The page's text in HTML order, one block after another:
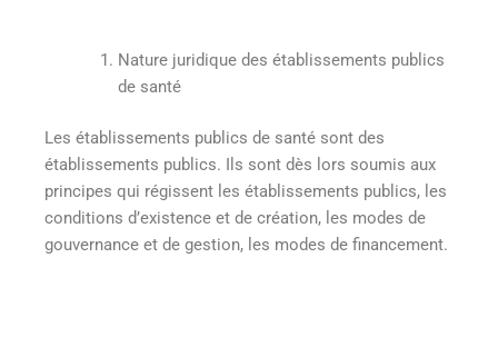
Nature juridique des établissements publics
de santé
Les établissements publics de santé sont des
établissements publics. Ils sont dès lors soumis aux
principes qui régissent les établissements publics, les
conditions d’existence et de création, les modes de
gouvernance et de gestion, les modes de financement.